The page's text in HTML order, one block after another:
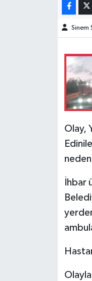
Sinem
Olay,
İhbar
Kim kimdir?
Kültür Sanat
Televizyon
Yaşam-Çevre